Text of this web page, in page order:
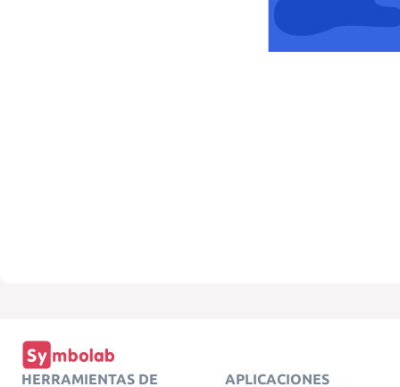
HERRAMIENTAS DE
APLICACIONES